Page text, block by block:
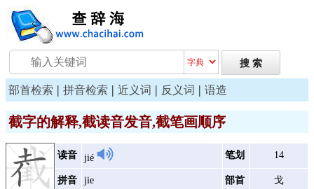
部首检索 | 拼音检索 | 近义词 | 反义词 | 语造
截字的解释,截读音发音,截笔画顺序
读音 jié 笔划 14
拼音 jie 部首 戈